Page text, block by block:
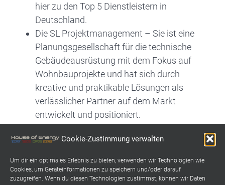
Cookie-Zustimmung verwalten
Um dir ein optimales Erlebnis zu bieten, verwenden wir Technologien wie
Cookies, um Geräteinformationen zu speichern und/oder darauf
zuzugreifen. Wenn du diesen Technologien zustimmst, können wir Daten
hier zu den Top 5 Dienstleistern in
Deutschland.
Die SL Projektmanagement – Sie ist eine
Planungsgesellschaft für die technische
Gebäudeausrüstung mit dem Fokus auf
Wohnbauprojekte und hat sich durch
kreative und praktikable Lösungen als
verlässlicher Partner auf dem Markt
entwickelt und positioniert.
Generalübernehmer für die technische
zuverlässig Wohnbauprojekte in der
Größenordnung von 1-20 Wohneinheiten.